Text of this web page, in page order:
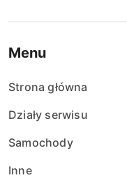
Menu
Strona główna
Działy serwisu
Samochody
Inne